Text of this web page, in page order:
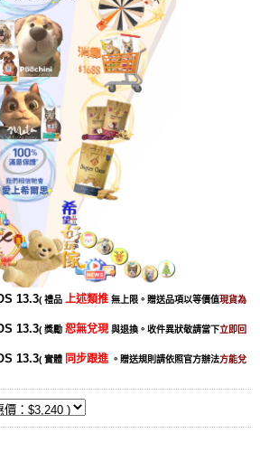
( 禮品 上述類推 無上限。贈送品項以等價值現貨為
( 獎勵 恕無兌現與退換。收件異狀敬請當下立即回
( 實體 同步跟進 。贈送規則請依照官方辦法方能兌